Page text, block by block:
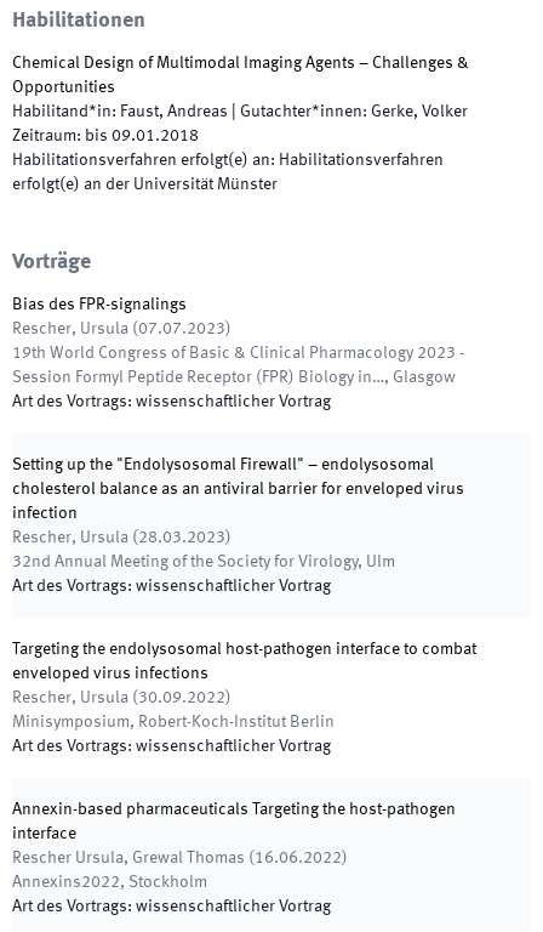
Habilitationen
Chemical Design of Multimodal Imaging Agents – Challenges &
Opportunities
Habilitand*in: Faust, Andreas Gutachter*innen: Gerke, Volker
Zeitraum: bis 09.01.2018
Habilitationsverfahren erfolgt(e) an: Habilitationsverfahren
erfolgt(e) an der Universität Münster
Vorträge
Bias des FPR-signalings
Rescher, Ursula (07.07.2023)
19th World Congress of Basic & Clinical Pharmacology 2023 -
Session Formyl Peptide Receptor (FPR) Biology in…, Glasgow
Art des Vortrags: wissenschaftlicher Vortrag
Setting up the "Endolysosomal Firewall" – endolysosomal
cholesterol balance as an antiviral barrier for enveloped virus
infection
Rescher, Ursula ( 28.03.2023)
32nd Annual Meeting of the Society for Virology, Ulm
Art des Vortrags: wissenschaftlicher Vortrag
Targeting the endolysosomal host-pathogen interface to combat
enveloped virus infections
Rescher, Ursula ( 30.09.2022)
Minisymposium, Robert-Koch-Institut Berlin
Art des Vortrags: wissenschaftlicher Vortrag
Annexin-based pharmaceuticals Targeting the host-pathogen
interface
Rescher Ursula, Grewal Thomas ( 16.06.2022)
Annexins2022, Stockholm
Art des Vortrags: wissenschaftlicher Vortrag